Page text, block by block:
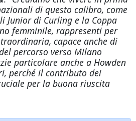
di questo calibro, come
Junior di Curling e la Coppa
femminile, rappresenti per
capace anche di
percorso verso Milano
particolare anche a Howden
perché il contributo dei
per la buona riuscita